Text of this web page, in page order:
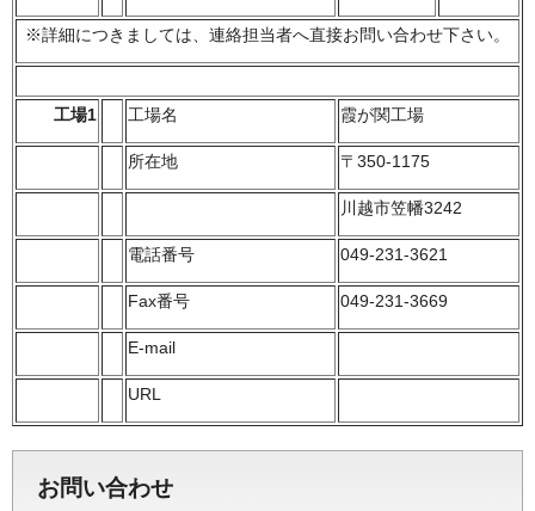
※詳細につきましては、連絡担当者へ直接お問い合わせ下さい。
工場1 工場名 霞が関工場
所在地 〒350-1175
川越市笠幡3242
電話番号 049-231-3621
Fax番号 049-231-3669
E-mail
URL
お問い合わせ